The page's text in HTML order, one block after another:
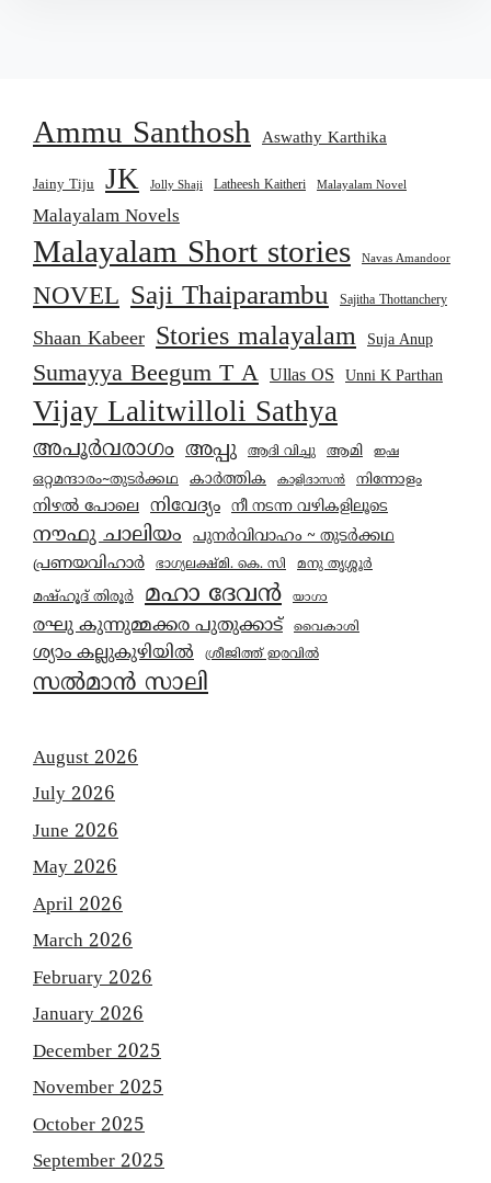
Ammu Santhosh Aswathy Karthika
Jainy Tiju JK Jolly Shaji Latheesh Kaitheri Malayalam Novel
Malayalam Novels
Malayalam Short stories Navas Amandoor
NOVEL Saji Thaiparambu Sajitha Thottanchery
Shaan Kabeer Stories malayalam Suja Anup
Sumayya Beegum T A Ullas OS Unni K Parthan
Vijay Lalitwilloli Sathya
അപൂർവരാഗം അപ്പു ആദി വിച്ചു ആമി ഇഷ
ഒറ്റമന്ദാരം~തുടർക്കഥ കാര്‍ത്തിക കാളിദാസൻ നിന്നോളം
നിഴൽ പോലെ നിവേദ്യം നീ നടന്ന വഴികളിലൂടെ
നൗഫു ചാലിയം പുനർവിവാഹം ~ തുടർക്കഥ
പ്രണയവിഹാർ ഭാഗ്യലക്ഷ്മി. കെ. സി
മനു തൃശ്ശൂർ
മഷ്ഹൂദ് തിരൂർ
മഹാ ദേവൻ യാഗാ
രഘു കുന്നുമ്മക്കര പുതുക്കാട് വൈകാശി
ശ്യാം കല്ലുകുഴിയിൽ ശ്രീജിത്ത് ഇരവിൽ
സൽമാൻ സാലി
August 2026
July 2026
June 2026
May 2026
April 2026
March 2026
February 2026
January 2026
December 2025
November 2025
October 2025
September 2025